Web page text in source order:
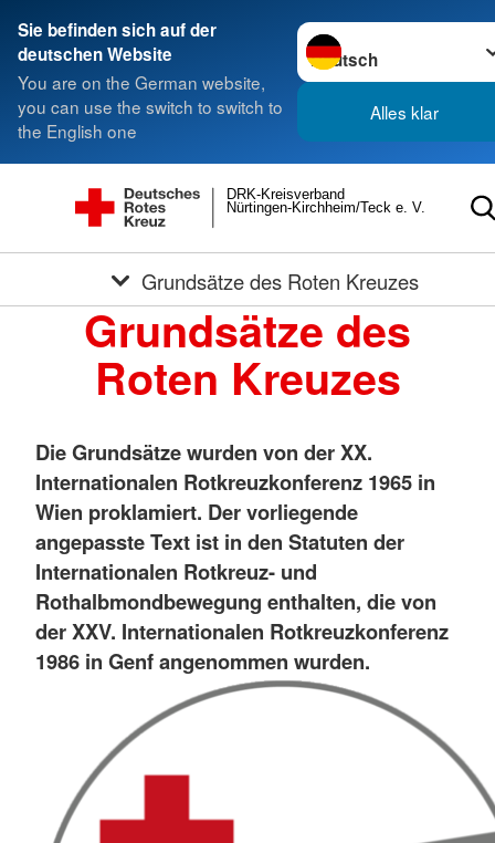
Sie befinden sich auf der
deutschen Website
You are on the German website,
you can use the switch to switch to
the English one
Sprache wechseln zu
Alles klar
Nürtingen-Kirchheim/Teck e. V.
DRK-Kreisverband
Grundsätze des Roten Kreuzes
Grundsätze des
Roten Kreuzes
Die Grundsätze wurden von der XX.
Internationalen Rotkreuzkonferenz 1965 in
Wien proklamiert. Der vorliegende
angepasste Text ist in den Statuten der
Internationalen Rotkreuz- und
Rothalbmondbewegung enthalten, die von
der XXV. Internationalen Rotkreuzkonferenz
1986 in Genf angenommen wurden.